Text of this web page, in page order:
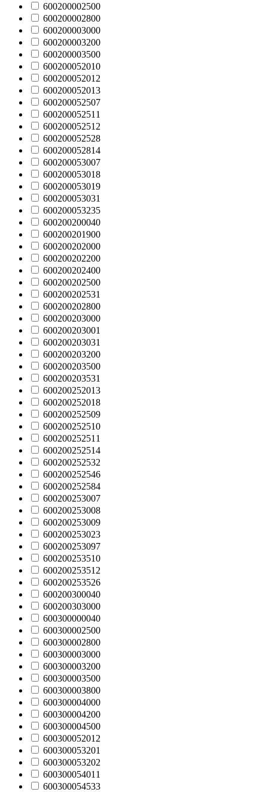
600200002500
600200002800
600200003000
600200003200
600200003500
600200052010
600200052012
600200052013
600200052507
600200052511
600200052512
600200052528
600200052814
600200053007
600200053018
600200053019
600200053031
600200053235
600200200040
600200201900
600200202000
600200202200
600200202400
600200202500
600200202531
600200202800
600200203000
600200203001
600200203031
600200203200
600200203500
600200203531
600200252013
600200252018
600200252509
600200252510
600200252511
600200252514
600200252532
600200252546
600200252584
600200253007
600200253008
600200253009
600200253023
600200253097
600200253510
600200253512
600200253526
600200300040
600200303000
600300000040
600300002500
600300002800
600300003000
600300003200
600300003500
600300003800
600300004000
600300004200
600300004500
600300052012
600300053201
600300053202
600300054011
600300054533